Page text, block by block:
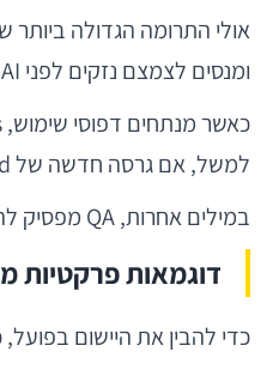
ומנסים לצמצם נזקים לפני release. AI מאפשר לעבור למודל פרואקטיבי יותר.
למשל, אם גרסה חדשה של Android משנה הרשאות רקע, ואם בעבר שינויים דומים הובילו לירידה בקליטת push notifications, אפשר להקצות מראש בדיקות ממוקדות לזרימה הזו.
במילים אחרות, QA מפסיק להיות “שומר סף” בסוף התהליך, והופך לשותף חכם בהפחתת סיכון לאורך הדרך.
דוגמאות פרקטיות
כדי להבין את היישום